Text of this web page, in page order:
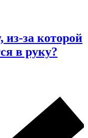
из-за которой
в руку?